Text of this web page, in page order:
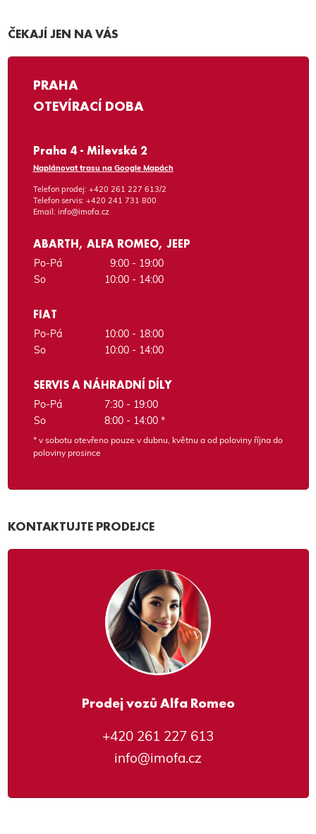
ČEKAJÍ JEN NA VÁS
PRAHA
OTEVÍRACÍ DOBA
Praha 4 - Milevská 2
Naplánovat trasu na Google Mapách
Telefon prodej: +420 261 227 613/2
Telefon servis: +420 241 731 800
Email: info@imofa.cz
ABARTH, ALFA ROMEO, JEEP
Po-Pá
9:00 - 19:00
So
10:00 - 14:00
FIAT
Po-Pá
10:00 - 18:00
So
10:00 - 14:00
SERVIS A NÁHRADNÍ DÍLY
Po-Pá
7:30 - 19:00
So
8:00 - 14:00 *
* v sobotu otevřeno pouze v dubnu, květnu a od poloviny října do
poloviny prosince
KONTAKTUJTE PRODEJCE
Prodej vozů Alfa Romeo
+420 261 227 613
info@imofa.cz